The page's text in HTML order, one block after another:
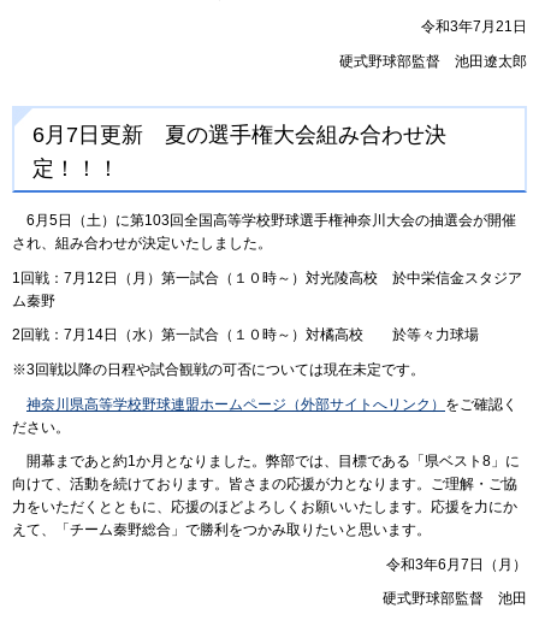
令和3年7月21日
硬式野球部監督 池田遼太郎
6月7日更新 夏の選手権大会組み合わせ決
定！！！
6月5日（土）に第103回全国高等学校野球選手権神奈川大会の抽選会が開催
され、組み合わせが決定いたしました。
1回戦：7月12日（月）第一試合（１０時～）対光陵高校 於中栄信金スタジア
ム秦野
2回戦：7月14日（水）第一試合（１０時～）対橘高校 於等々力球場
※3回戦以降の日程や試合観戦の可否については現在未定です。
神奈川県高等学校野球連盟ホームページ（外部サイトへリンク） をご確認く
ださい。
開幕まであと約1か月となりました。弊部では、目標である「県ベスト8」に
向けて、活動を続けております。皆さまの応援が力となります。ご理解・ご協
力をいただくとともに、応援のほどよろしくお願いいたします。応援を力にか
えて、「チーム秦野総合」で勝利をつかみ取りたいと思います。
令和3年6月7日（月）
硬式野球部監督 池田